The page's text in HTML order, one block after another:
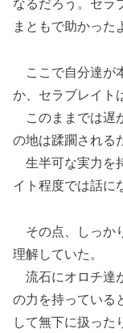
なるだろう。セラ
まともで助かった
ここで自分達が
か、セラブレイト
このままでは遅
の地は蹂躙される
生半可な実力を
イト程度では話に
その点、しっか
理解していた。
流石にオロチ達
の力を持っている
して無下に扱った